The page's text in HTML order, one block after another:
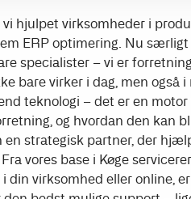
hjulpet virksomheder i
ERP optimering. Nu
specialister – vi er
bare virker i dag, men også
teknologi – det er en
og hvordan den kan
en strategisk partner, der
vores base i Køge
din virksomhed eller online,